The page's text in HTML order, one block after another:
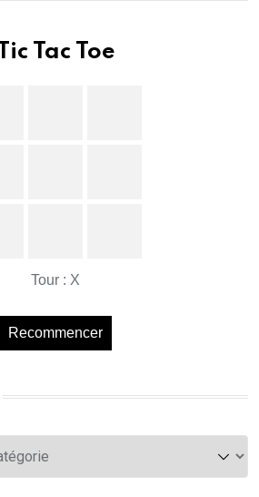
Tic Tac Toe
Tour : X
Recommencer